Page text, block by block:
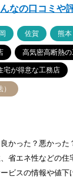
なの口コミや
佐賀 熊本
高気密高断熱
宅が得意な工務店
かった？悪かった
省エネ性などの
ビスの情報や値